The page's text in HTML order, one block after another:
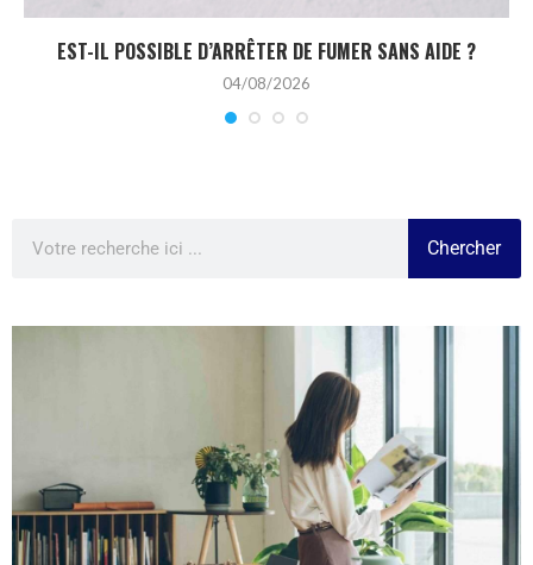
EST-IL POSSIBLE D’ARRÊTER DE FUMER SANS AIDE ?
04/08/2026
Chercher